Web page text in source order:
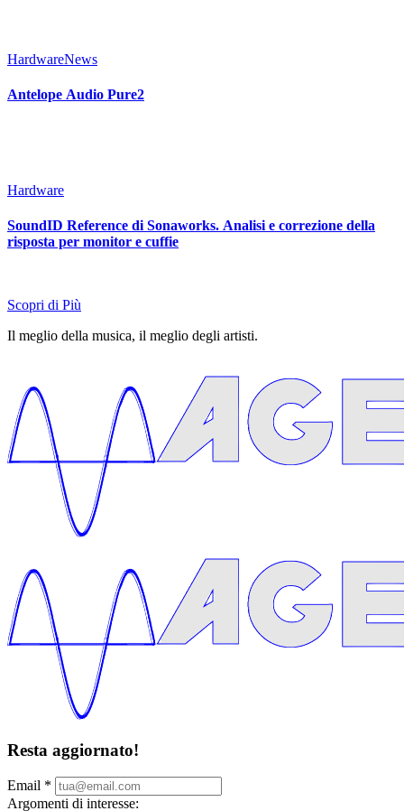
HardwareNews
Antelope Audio Pure2
Hardware
SoundID Reference di Sonaworks. Analisi e correzione della
risposta per monitor e cuffie
Scopri di Più
Il meglio della musica, il meglio degli artisti.
Resta aggiornato!
Email *
Argomenti di interesse: